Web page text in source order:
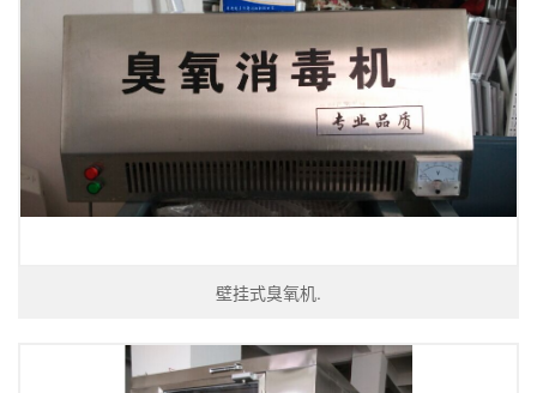
壁挂式臭氧机.